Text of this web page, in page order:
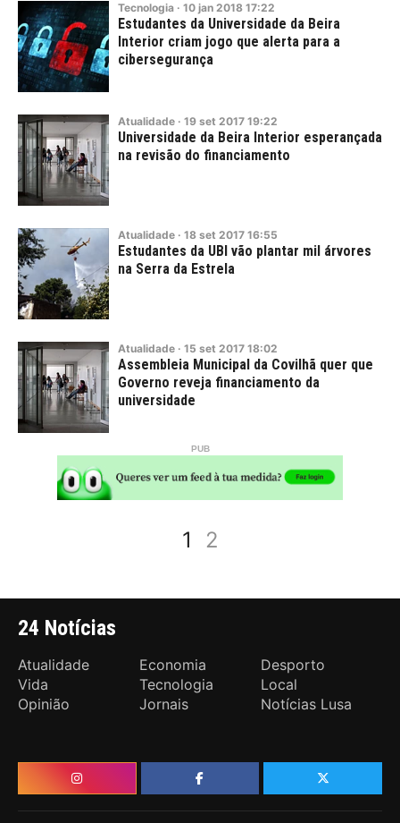
Tecnologia · 10 jan 2018 17:22
Estudantes da Universidade da Beira
Interior criam jogo que alerta para a
cibersegurança
Atualidade · 19 set 2017 19:22
Universidade da Beira Interior esperançada
na revisão do financiamento
Atualidade · 18 set 2017 16:55
Estudantes da UBI vão plantar mil árvores
na Serra da Estrela
Atualidade · 15 set 2017 18:02
Assembleia Municipal da Covilhã quer que
Governo reveja financiamento da
universidade
1 2
24 Notícias
Atualidade Economia
Desporto
Vida
Tecnologia
Local
Opinião
Jornais Notícias Lusa